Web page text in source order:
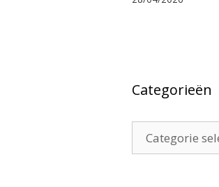
Categorieën